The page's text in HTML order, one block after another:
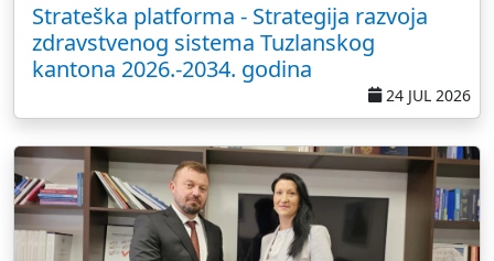
Strateška platforma - Strategija razvoja
zdravstvenog sistema Tuzlanskog
kantona 2026.-2034. godina
24 JUL 2026